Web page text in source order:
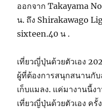
ออกจาก Takayama
น. ถึง Shirakawago
sixteen.40 น .
เที่ยวญี่ปุ่นด้วยตัวเอง
ผู้ที่ต้องการสนุกสนานกั
เก็บแมลง. แค่มางานนี้ง
เที่ยวญี่ปุ่นด้วยตัวเอง ค